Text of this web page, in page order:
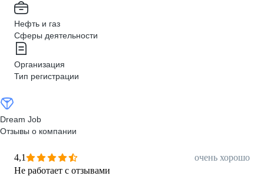
Нефть и газ
Сферы деятельности
Организация
Тип регистрации
Dream Job
Отзывы о компании
4,1
очень хорошо
Не работает с отзывами